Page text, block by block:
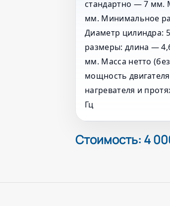
стандартно — 7 мм.
мм. Минимальное
Диаметр цилиндра:
размеры: длина —
мм. Масса нетто
мощность
нагревателя и
Гц
Стоимость: 4